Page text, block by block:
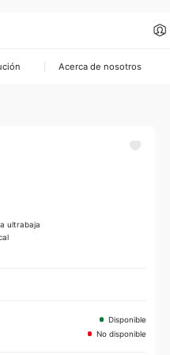
Acerca de nosotros
ultrabaja
Disponible
No disponible